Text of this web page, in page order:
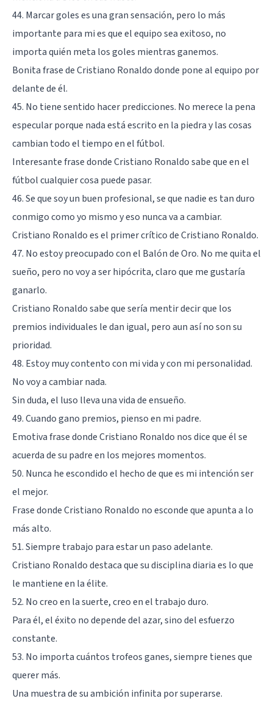
44. Marcar goles es una gran sensación, pero lo más
importante para mi es que el equipo sea exitoso, no
importa quién meta los goles mientras ganemos.
Bonita frase de Cristiano Ronaldo donde pone al equipo por
delante de él.
45. No tiene sentido hacer predicciones. No merece la pena
especular porque nada está escrito en la piedra y las cosas
cambian todo el tiempo en el fútbol.
Interesante frase donde Cristiano Ronaldo sabe que en el
fútbol cualquier cosa puede pasar.
46. Se que soy un buen profesional, se que nadie es tan duro
conmigo como yo mismo y eso nunca va a cambiar.
Cristiano Ronaldo es el primer crítico de Cristiano Ronaldo.
47. No estoy preocupado con el Balón de Oro. No me quita el
sueño, pero no voy a ser hipócrita, claro que me gustaría
ganarlo.
Cristiano Ronaldo sabe que sería mentir decir que los
premios individuales le dan igual, pero aun así no son su
prioridad.
48. Estoy muy contento con mi vida y con mi personalidad.
No voy a cambiar nada.
Sin duda, el luso lleva una vida de ensueño.
49. Cuando gano premios, pienso en mi padre.
Emotiva frase donde Cristiano Ronaldo nos dice que él se
acuerda de su padre en los mejores momentos.
50. Nunca he escondido el hecho de que es mi intención ser
el mejor.
Frase donde Cristiano Ronaldo no esconde que apunta a lo
más alto.
51. Siempre trabajo para estar un paso adelante.
Cristiano Ronaldo destaca que su disciplina diaria es lo que
le mantiene en la élite.
52. No creo en la suerte, creo en el trabajo duro.
Para él, el éxito no depende del azar, sino del esfuerzo
constante.
53. No importa cuántos trofeos ganes, siempre tienes que
querer más.
Una muestra de su ambición infinita por superarse.